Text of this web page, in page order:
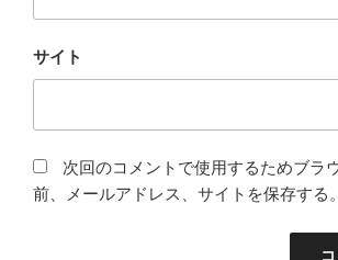
サイト
次回のコメントで使用するためブラ
前、メールアドレス、サイトを保存する。